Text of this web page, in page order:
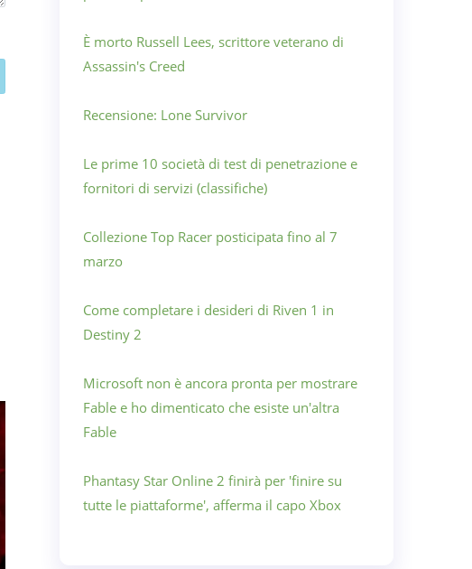
È morto Russell Lees, scrittore veterano di
Assassin's Creed
Recensione: Lone Survivor
Le prime 10 società di test di penetrazione e
fornitori di servizi (classifiche)
Collezione Top Racer posticipata fino al 7
marzo
Come completare i desideri di Riven 1 in
Destiny 2
Microsoft non è ancora pronta per mostrare
Fable e ho dimenticato che esiste un'altra
Fable
Phantasy Star Online 2 finirà per 'finire su
tutte le piattaforme', afferma il capo Xbox